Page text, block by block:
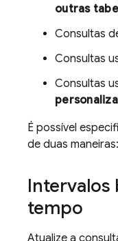
outras
Consultas
Consultas
Consultas
É possível
de duas maneiras:
Intervalos
tempo
Atualize a